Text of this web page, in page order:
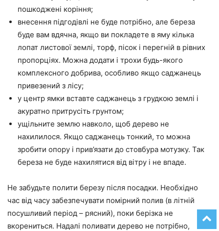
пошкоджені коріння;
внесення підгодівлі не буде потрібно, але береза
буде вам вдячна, якщо ви покладете в яму кілька
лопат листової землі, торф, пісок і перегній в рівних
пропорціях. Можна додати і трохи будь-якого
комплексного добрива, особливо якщо саджанець
привезений з лісу;
у центр ямки вставте саджанець з грудкою землі і
акуратно притрусіть грунтом;
ущільните землю навколо, щоб дерево не
нахилилося. Якщо саджанець тонкий, то можна
зробити опору і прив’язати до стовбура мотузку. Так
береза не буде нахилятися від вітру і не впаде.
Не забудьте полити березу після посадки. Необхідно
час від часу забезпечувати помірний полив (в літній
посушливий період – рясний), поки берізка не
вкорениться. Надалі поливати дерево не потрібно,